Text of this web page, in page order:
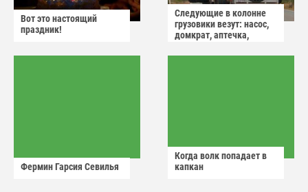
Вот это настоящий
праздник!
Следующие в колонне
грузовики везут: насос,
домкрат, аптечка,
Фермин Гарсия Севилья
Когда волк попадает в
капкан